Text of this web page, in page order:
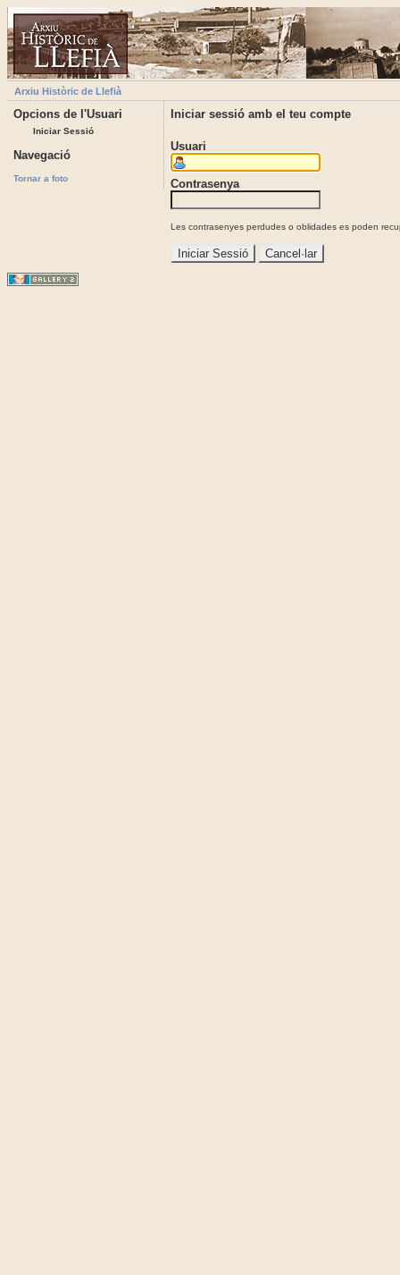
Arxiu Històric de Llefià
Opcions de l'Usuari
Iniciar Sessió
Navegació
Tornar a foto
Iniciar sessió amb el teu compte
Usuari
Contrasenya
Les contrasenyes perdudes o oblidades es poden